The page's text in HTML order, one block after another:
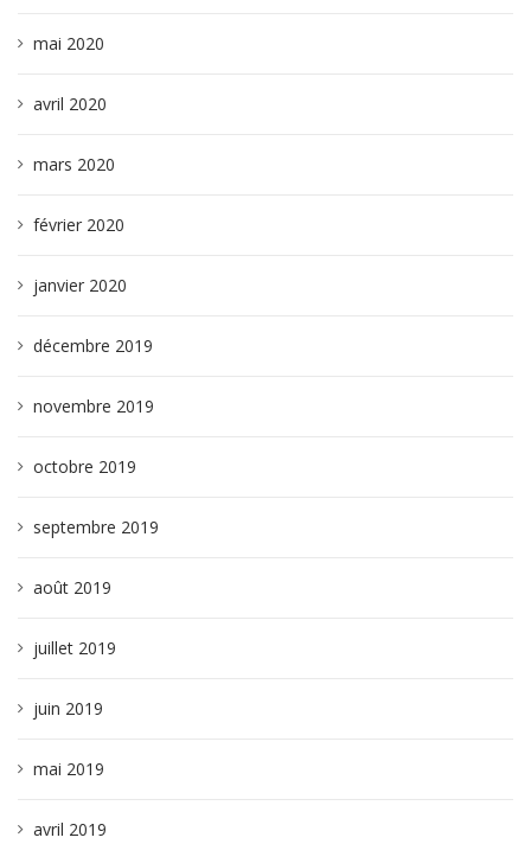
mai 2020
avril 2020
mars 2020
février 2020
janvier 2020
décembre 2019
novembre 2019
octobre 2019
septembre 2019
août 2019
juillet 2019
juin 2019
mai 2019
avril 2019